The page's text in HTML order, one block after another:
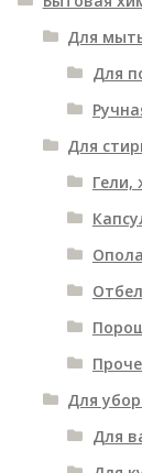
Для
Для
Для
Гели,
Для
Для